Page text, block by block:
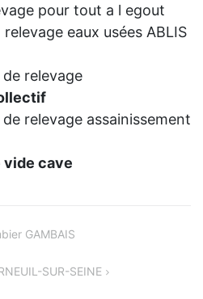
pour tout a l egout
eaux usées ABLIS
relevage
relevage assainissement
vide cave
GAMBAIS
SUR-SEINE